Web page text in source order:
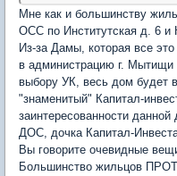
Мне как и большинству
ОСС по Институтская д. 6 и
Из-за Дамы, которая все
в администрацию г. Мытищи
выбору УК, весь дом будет
"знаменитый" Капитал-
заинтересованности
ДОС, дочка Капитал-
Вы говорите очевидные
Большинство жильцов